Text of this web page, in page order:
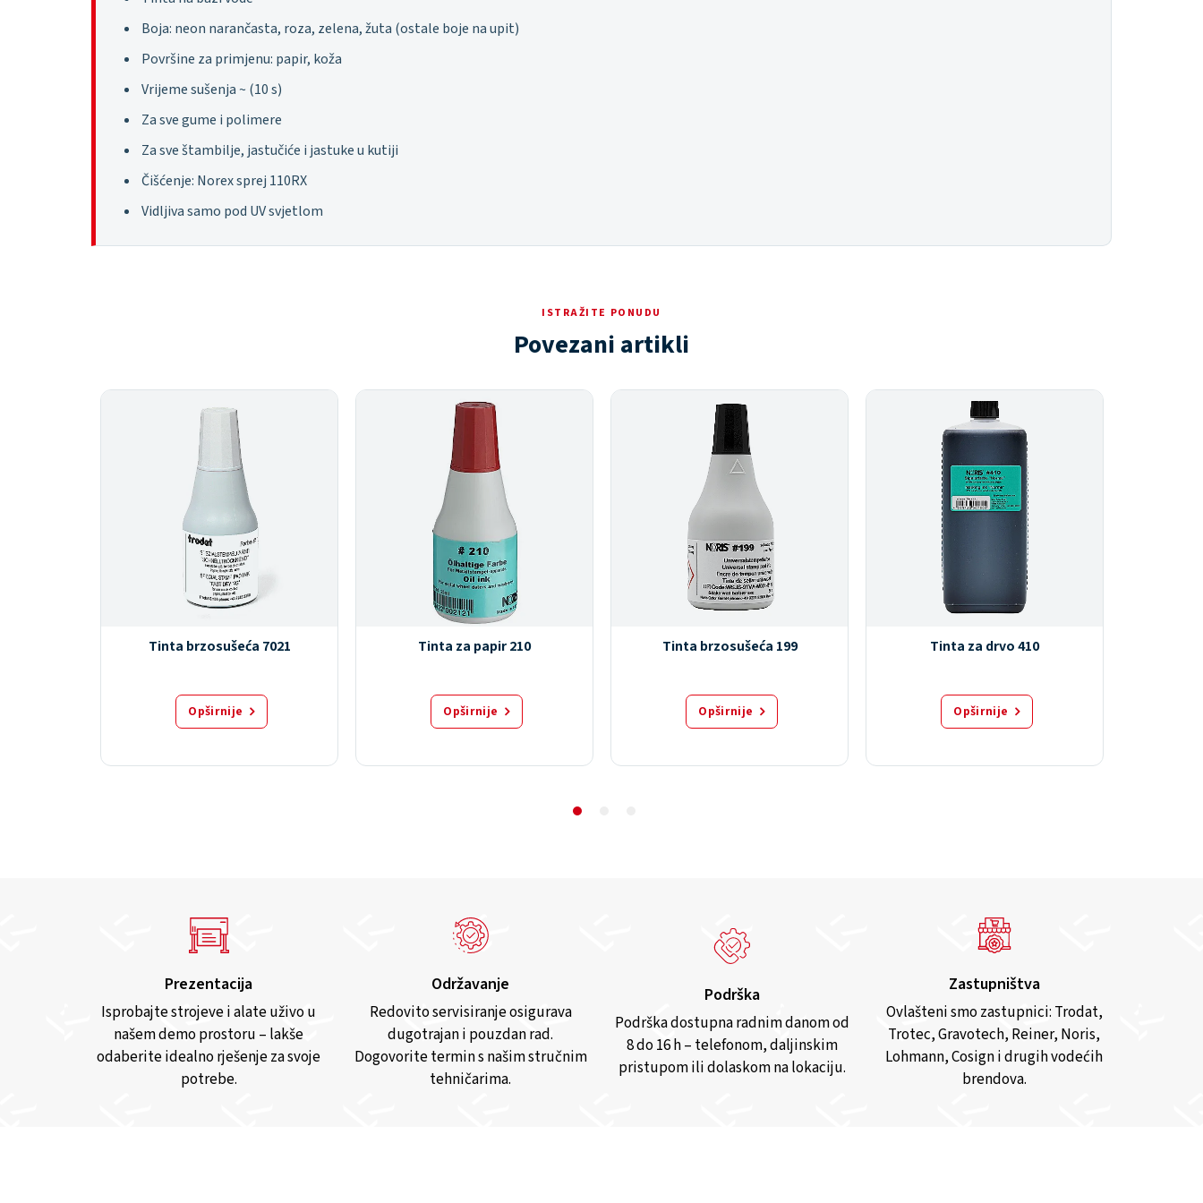
Boja: neon narančasta, roza, zelena, žuta (ostale boje na upit)
Površine za primjenu: papir, koža
Vrijeme sušenja ~ (10 s)
Za sve gume i polimere
Za sve štambilje, jastučiće i jastuke u kutiji
Čišćenje: Norex sprej 110RX
Vidljiva samo pod UV svjetlom
ISTRAŽITE PONUDU
Povezani artikli
Tinta brzosušeća 7021
Opširnije
Tinta za papir 210
Opširnije
Tinta brzosušeća 199
Opširnije
Tinta za drvo 410
Opširnije
Prezentacija
Isprobajte strojeve i alate uživo u
našem demo prostoru – lakše
odaberite idealno rješenje za svoje
potrebe.
Održavanje
Redovito servisiranje osigurava
dugotrajan i pouzdan rad.
Dogovorite termin s našim stručnim
tehničarima.
Podrška
Podrška dostupna radnim danom od
8 do 16 h – telefonom, daljinskim
pristupom ili dolaskom na lokaciju.
Zastupništva
Ovlašteni smo zastupnici: Trodat,
Trotec, Gravotech, Reiner, Noris,
Lohmann, Cosign i drugih vodećih
brendova.